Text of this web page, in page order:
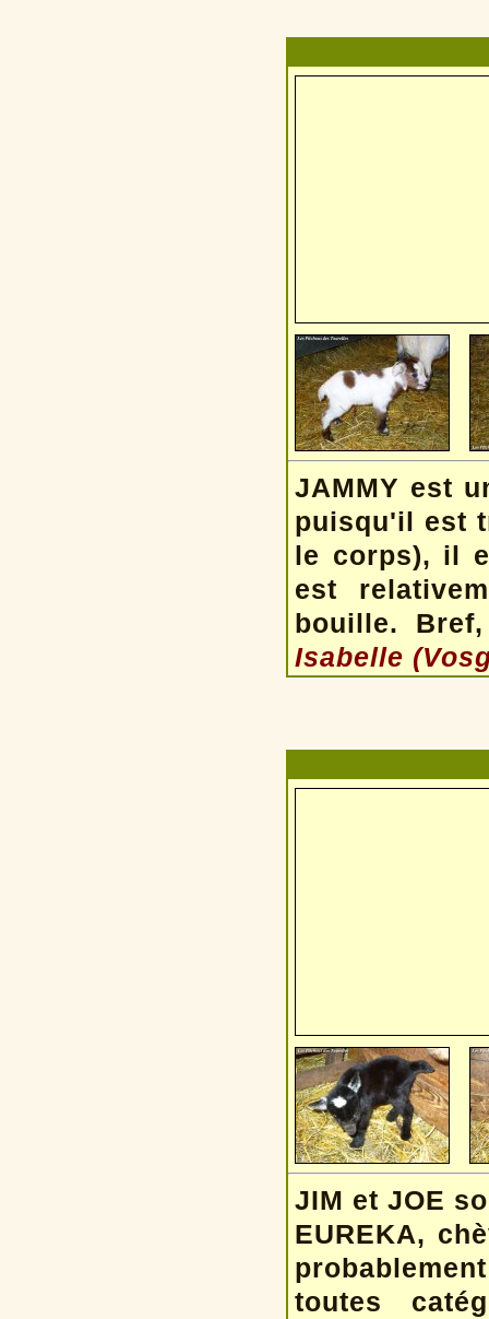
JAMMY est
puisqu'il est
le corps), il
est
bouille.
Isabelle
JIM et JOE
EUREKA,
toutes